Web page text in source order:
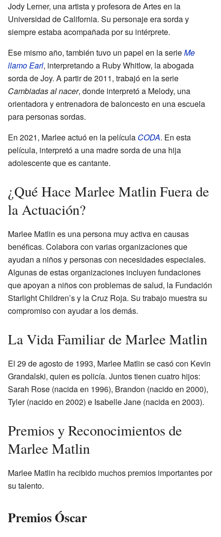
Jody Lerner, una artista y profesora de Artes en la
Universidad de California. Su personaje era sorda y
siempre estaba acompañada por su intérprete.
Ese mismo año, también tuvo un papel en la serieMe
llamo Earl, interpretando a Ruby Whitlow, la abogada
sorda de Joy. A partir de 2011, trabajó en la serie
Cambiadas al nacer, donde interpretó a Melody, una
orientadora y entrenadora de baloncesto en una escuela
para personas sordas.
En 2021, Marlee actuó en la película CODA. En esta
película, interpretó a una madre sorda de una hija
adolescente que es cantante.
¿Qué Hace Marlee Matlin Fuera de
la Actuación?
Marlee Matlin es una persona muy activa en causas
benéficas. Colabora con varias organizaciones que
ayudan a niños y personas con necesidades especiales.
Algunas de estas organizaciones incluyen fundaciones
que apoyan a niños con problemas de salud, la Fundación
Starlight Children’s y la Cruz Roja. Su trabajo muestra su
compromiso con ayudar a los demás.
La Vida Familiar de Marlee Matlin
El 29 de agosto de 1993, Marlee Matlin se casó con Kevin
Grandalski, quien es policía. Juntos tienen cuatro hijos:
Sarah Rose (nacida en 1996), Brandon (nacido en 2000),
Tyler (nacido en 2002) e Isabelle Jane (nacida en 2003).
Premios y Reconocimientos de
Marlee Matlin
Marlee Matlin ha recibido muchos premios importantes por
su talento.
Premios Óscar